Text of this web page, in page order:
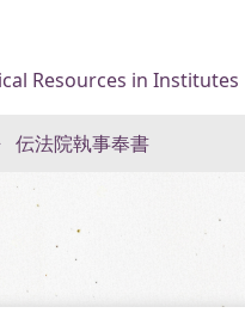
Resources in Institutes
伝法院執事奉書